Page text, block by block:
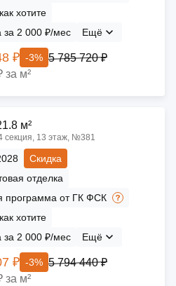
хотите
за 2 000 ₽/мес
Ещё
₽ -3% 5 785 720 ₽
за м²
м²
секция, 13 этаж, №381
Скидка
отделка
программа от ГК ФСК
хотите
за 2 000 ₽/мес
Ещё
₽ -3% 5 794 440 ₽
за м²